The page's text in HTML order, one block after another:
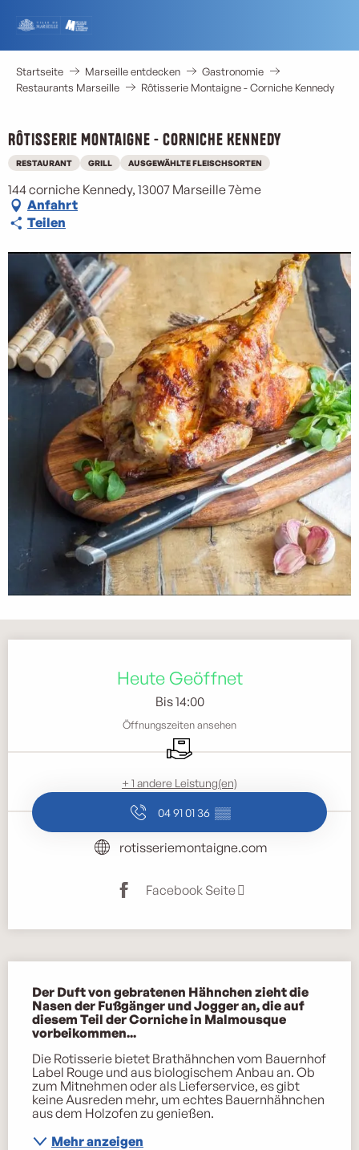
contenu
principal
Startseite Marseille entdecken
Gastronomie
Restaurants Marseille
Rôtisserie Montaigne - Corniche Kennedy
Rôtisserie Montaigne - Corniche Kennedy
RESTAURANT GRILL AUSGEWÄHLTE FLEISCHSORTEN
144 corniche Kennedy, 13007 Marseille 7ème
Anfahrt
Teilen
Heute Geöffnet
Bis 14:00
Öffnungszeiten ansehen
Lieferung
+ 1 andere Leistung(en)
04 91 01 36 ▒▒
rotisseriemontaigne.com
Facebook Seite
Der Duft von gebratenen Hähnchen zieht die
Nasen der Fußgänger und Jogger an, die auf
diesem Teil der Corniche in Malmousque
vorbeikommen...
Die Rotisserie bietet Brathähnchen vom Bauernhof
Label Rouge und aus biologischem Anbau an. Ob
zum Mitnehmen oder als Lieferservice, es gibt
keine Ausreden mehr, um echtes Bauernhähnchen
aus dem Holzofen zu genießen.
Mehr anzeigen